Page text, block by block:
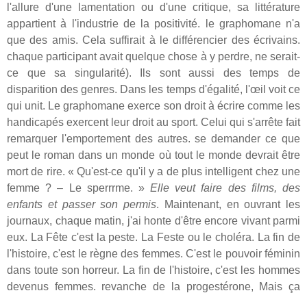
l'allure d'une lamentation ou d'une critique, sa littérature
appartient à l'industrie de la positivité. le graphomane n'a
que des amis. Cela suffirait à le différencier des écrivains.
chaque participant avait quelque chose à y perdre, ne serait-
ce que sa singularité). Ils sont aussi des temps de
disparition des genres. Dans les temps d'égalité, l'œil voit ce
qui unit. Le graphomane exerce son droit à écrire comme les
handicapés exercent leur droit au sport. Celui qui s'arrête fait
remarquer l'emportement des autres. se demander ce que
peut le roman dans un monde où tout le monde devrait être
mort de rire. « Qu'est-ce qu'il y a de plus intelligent chez une
femme ? – Le sperrrme. »Elle veut faire des films, des
enfants et passer son permis. Maintenant, en ouvrant les
journaux, chaque matin, j'ai honte d'être encore vivant parmi
eux. La Fête c'est la peste. La Feste ou le choléra. La fin de
l'histoire, c'est le règne des femmes. C'est le pouvoir féminin
dans toute son horreur. La fin de l'histoire, c'est les hommes
devenus femmes. revanche de la progestérone, Mais ça